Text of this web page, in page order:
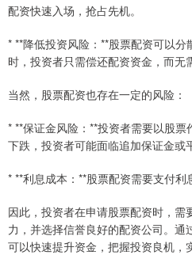
配资快速入场，抢占先机。
* **降低投资风险：**股票配资可以
时，投资者只需偿还配资资金，而无
当然，股票配资也存在一定的风险：
* **保证金风险：**投资者需要以股
下跌，投资者可能面临追加保证金或
* **利息成本：**股票配资需要支付利
因此，投资者在申请股票配资时，需
力，并选择信誉良好的配资公司。通
可以快速提升资金，把握投资良机，